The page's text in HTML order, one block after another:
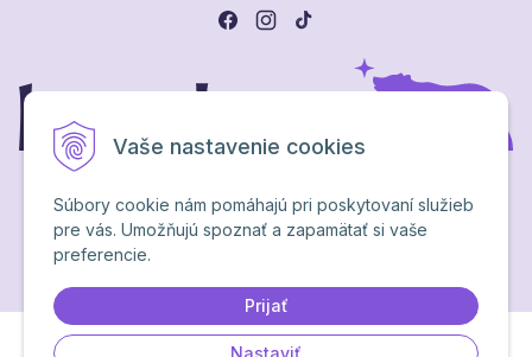
Vaše nastavenie cookies
Súbory cookie nám pomáhajú pri poskytovaní služieb
pre vás. Umožňujú spoznať a zapamätať si vaše
preferencie.
Prijať
Nastaviť
Ochrana osobných údajov
NextShop&